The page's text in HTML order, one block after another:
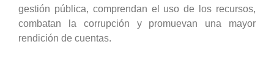
gestión pública, comprendan el uso de los recursos,
combatan la corrupción y promuevan una mayor
rendición de cuentas.